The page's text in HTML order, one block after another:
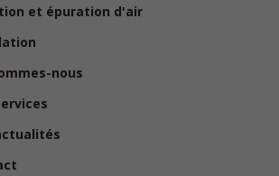
et épuration d'air
nous